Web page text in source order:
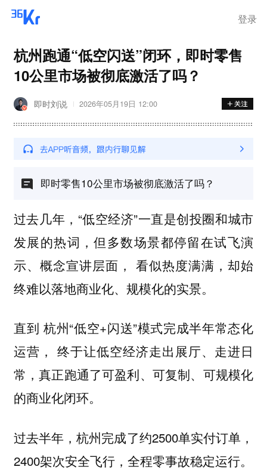
登录
杭州跑通“低空闪送”闭环，即时零售
10公里市场被彻底激活了吗？
即时刘说 2026年05月19日 12:00
即时零售10公里市场被彻底激活了吗？
过去几年，“低空经济”一直是创投圈和城市
发展的热词，但多数场景都停留在试飞演
示、概念宣讲层面， 看似热度满满，却始
终难以落地商业化、规模化的实景。
直到 杭州“低空+闪送”模式完成半年常态化
运营， 终于让低空经济走出展厅、走进日
常，真正跑通了可盈利、可复制、可规模化
的商业化闭环。
过去半年，杭州完成了约2500单实付订单，
2400架次安全飞行，全程零事故稳定运行。